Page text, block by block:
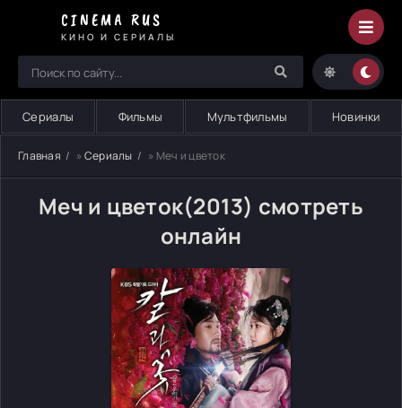
CINEMA RUS
КИНО И СЕРИАЛЫ
Сериалы Фильмы Мультфильмы Новинки
Главная » Сериалы » Меч и цветок
Меч и цветок(2013) смотреть
онлайн